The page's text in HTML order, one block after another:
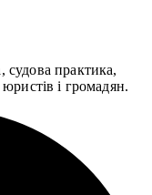
практика,
і громадян.